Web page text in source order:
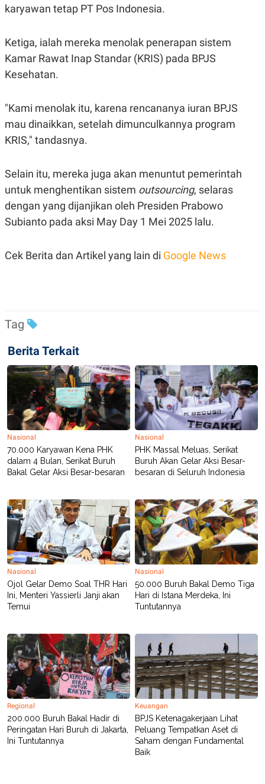
A
A
A
G
K
T
A
N
V
L
U
S
JARINGAN
O
N
A
R
E
E
I
D
L
N
G
N
A
C
T
A
K
K
N
E
A
M
I
E
N
A
P
R
V
E
R
T
I
S
I
N
G
K
G
D
I
A
.
I
SITEMAPPROFILETERM
karyawan tetap PT Pos Indonesia.
Ketiga, ialah mereka menolak penerapan sistem
Kamar Rawat Inap Standar (KRIS) pada BPJS
Kesehatan.
"Kami menolak itu, karena rencananya iuran BPJS
mau dinaikkan, setelah dimunculkannya program
KRIS," tandasnya.
Selain itu, mereka juga akan menuntut pemerintah
untuk menghentikan sistem outsourcing, selaras
dengan yang dijanjikan oleh Presiden Prabowo
Subianto pada aksi May Day 1 Mei 2025 lalu.
Cek Berita dan Artikel yang lain di Google News
Tag
Berita Terkait
Nasional
70.000 Karyawan Kena PHK
dalam 4 Bulan, Serikat Buruh
Bakal Gelar Aksi Besar-besaran
Nasional
PHK Massal Meluas, Serikat
Buruh Akan Gelar Aksi Besar-
besaran di Seluruh Indonesia
Nasional
Ojol Gelar Demo Soal THR Hari
Ini, Menteri Yassierli Janji akan
Temui
Nasional
50.000 Buruh Bakal Demo Tiga
Hari di Istana Merdeka, Ini
Tuntutannya
Regional
200.000 Buruh Bakal Hadir di
Peringatan Hari Buruh di Jakarta,
Ini Tuntutannya
Keuangan
BPJS Ketenagakerjaan Lihat
Peluang Tempatkan Aset di
Saham dengan Fundamental
Baik